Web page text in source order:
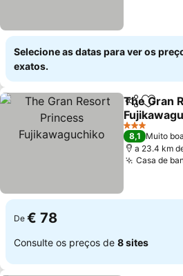
Selecione as datas para ver os
exatos.
Partilhar
The Gran
Ver preços
3 Estrelas
8,1 Muito boa
a 23.4 km
Casa de
De € 78
Consulte os preços de 8 sites